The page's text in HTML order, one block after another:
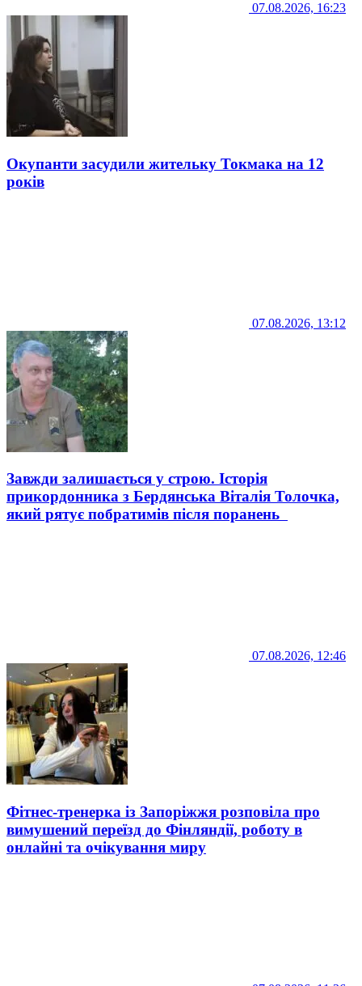
07.08.2026, 16:23
Окупанти засудили жительку Токмака на 12
років
07.08.2026, 13:12
Завжди залишається у строю. Історія
прикордонника з Бердянська Віталія Толочка,
який рятує побратимів після поранень
07.08.2026, 12:46
Фітнес-тренерка із Запоріжжя розповіла про
вимушений переїзд до Фінляндії, роботу в
онлайні та очікування миру